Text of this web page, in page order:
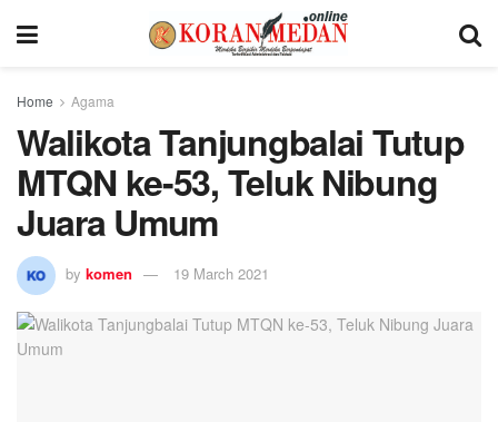
Home Agama
Walikota Tanjungbalai Tutup
MTQN ke-53, Teluk Nibung
Juara Umum
by komen 19 March 2021